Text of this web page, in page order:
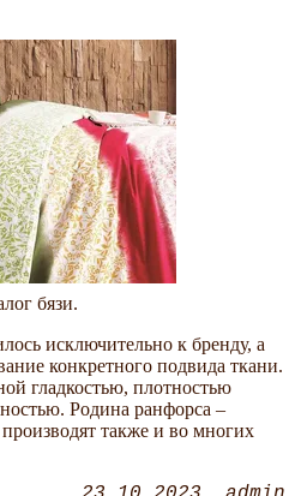
бязи.
исключительно к бренду, а
конкретного подвида ткани.
гладкостью, плотностью
Родина ранфорса –
также и во многих